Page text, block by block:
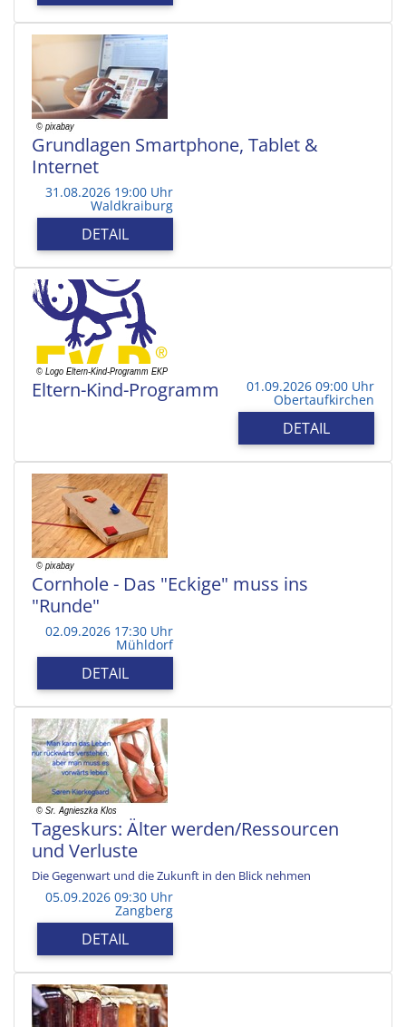
Grundlagen Smartphone, Tablet &
Internet
31.08.2026 19:00 Uhr
Waldkraiburg
DETAIL
Eltern-Kind-Programm 01.09.2026 09:00 Uhr
Obertaufkirchen
DETAIL
Cornhole - Das "Eckige" muss ins
"Runde"
02.09.2026 17:30 Uhr
Mühldorf
DETAIL
Tageskurs: Älter werden/Ressourcen
und Verluste
Die Gegenwart und die Zukunft in den Blick nehmen
05.09.2026 09:30 Uhr
Zangberg
DETAIL